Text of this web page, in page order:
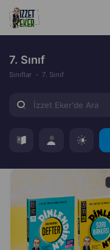
7. Sınıf
Sınıflar 7. Sınıf